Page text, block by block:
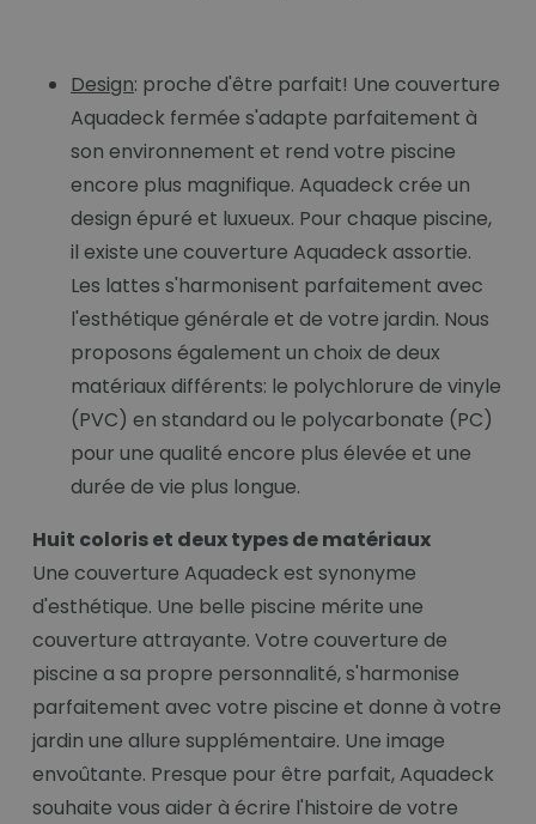
Design: proche d'être parfait! Une couverture
Aquadeck fermée s'adapte parfaitement à
son environnement et rend votre piscine
encore plus magnifique. Aquadeck crée un
design épuré et luxueux. Pour chaque piscine,
il existe une couverture Aquadeck assortie.
Les lattes s'harmonisent parfaitement avec
l'esthétique générale et de votre jardin. Nous
proposons également un choix de deux
matériaux différents: le polychlorure de vinyle
(PVC) en standard ou le polycarbonate (PC)
pour une qualité encore plus élevée et une
durée de vie plus longue.
Huit coloris et deux types de matériaux
Une couverture Aquadeck est synonyme
d'esthétique. Une belle piscine mérite une
couverture attrayante. Votre couverture de
piscine a sa propre personnalité, s'harmonise
parfaitement avec votre piscine et donne à votre
jardin une allure supplémentaire. Une image
envoûtante. Presque pour être parfait, Aquadeck
souhaite vous aider à écrire l'histoire de votre